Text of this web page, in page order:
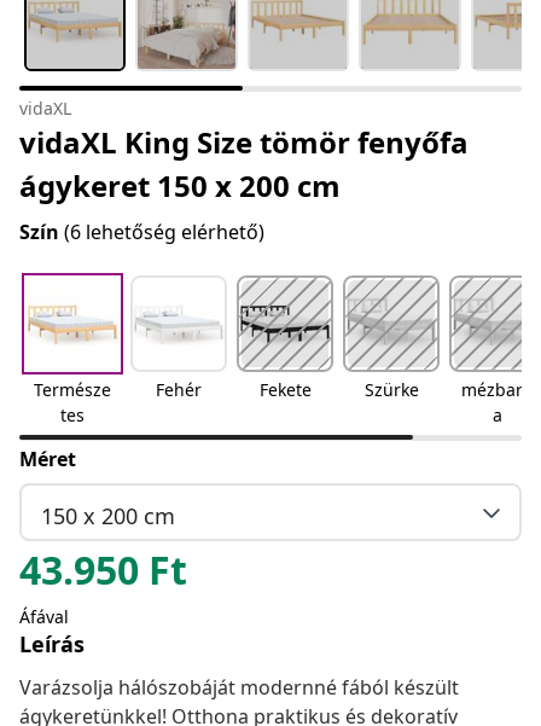
vidaXL
vidaXL King Size tömör fenyőfa
ágykeret 150 x 200 cm
Szín (6 lehetőség elérhető)
Természe
tes
Fehér Fekete Szürke
mézbarn
a
Méret
150 x 200 cm
43.950 Ft
Áfával
Leírás
Varázsolja hálószobáját modernné fából készült
ágykeretünkkel! Otthona praktikus és dekoratív